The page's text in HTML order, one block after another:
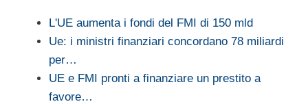
L'UE aumenta i fondi del FMI di 150 mld
Ue: i ministri finanziari concordano 78 miliardi
per…
UE e FMI pronti a finanziare un prestito a
favore…